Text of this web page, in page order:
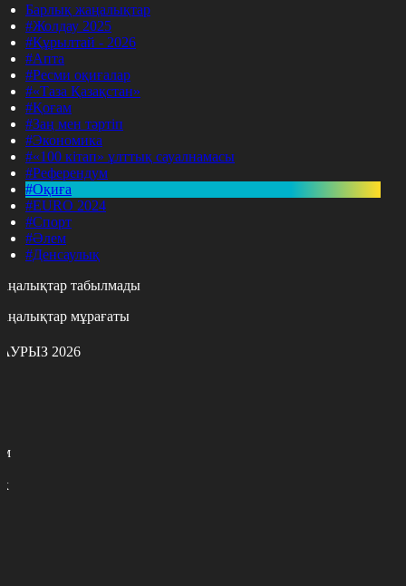
Барлық жаңалықтар
#Жолдау 2025
#Құрылтай - 2026
#Апта
#Ресми оқиғалар
#«Таза Қазақстан»
#Қоғам
#Заң мен тәртіп
#Экономика
#«100 кітап» ұлттық сауалнамасы
#Референдум
#Оқиға
#EURO 2024
#Спорт
#Әлем
#Денсаулық
табылмады
мұрағаты
2026